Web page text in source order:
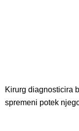
Kirurg diagnosticira
spremeni potek